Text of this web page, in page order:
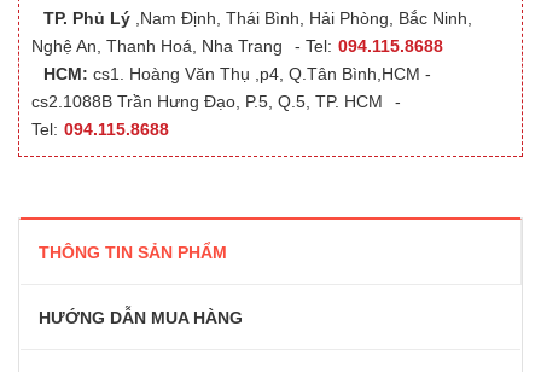
TP. Phủ Lý ,Nam Định, Thái Bình, Hải Phòng, Bắc Ninh,
Nghệ An, Thanh Hoá, Nha Trang
- Tel: 094.115.8688
HCM: cs1. Hoàng Văn Thụ ,p4, Q.Tân Bình,HCM -
cs2.1088B Trần Hưng Đạo, P.5, Q.5, TP. HCM
-
Tel: 094.115.8688
THÔNG TIN SẢN PHẨM
HƯỚNG DẪN MUA HÀNG